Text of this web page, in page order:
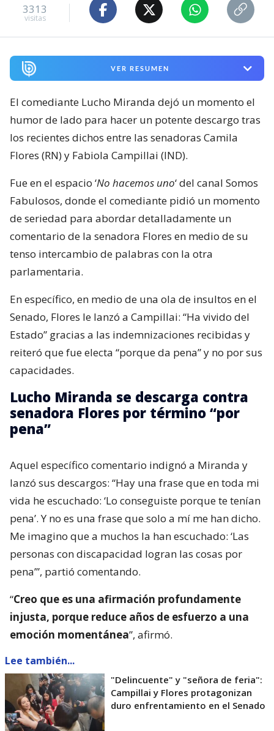
3313
visitas
VER RESUMEN
El comediante Lucho Miranda dejó un momento el
humor de lado para hacer un potente descargo tras
los recientes dichos entre las senadoras Camila
Flores (RN) y Fabiola Campillai (IND).
Fue en el espacio ‘No hacemos uno‘ del canal Somos
Fabulosos, donde el comediante pidió un momento
de seriedad para abordar detalladamente un
comentario de la senadora Flores en medio de su
tenso intercambio de palabras con la otra
parlamentaria.
En específico, en medio de una ola de insultos en el
Senado, Flores le lanzó a Campillai: “Ha vivido del
Estado” gracias a las indemnizaciones recibidas y
reiteró que fue electa “porque da pena” y no por sus
capacidades.
Lucho Miranda se descarga contra
senadora Flores por término “por
pena”
Aquel específico comentario indignó a Miranda y
lanzó sus descargos: “Hay una frase que en toda mi
vida he escuchado: ‘Lo conseguiste porque te tenían
pena’. Y no es una frase que solo a mí me han dicho.
Me imagino que a muchos la han escuchado: ‘Las
personas con discapacidad logran las cosas por
pena’”, partió comentando.
“Creo que es una afirmación profundamente
injusta, porque reduce años de esfuerzo a una
emoción momentánea”, afirmó.
Lee también...
"Delincuente" y "señora de feria":
Campillai y Flores protagonizan
duro enfrentamiento en el Senado